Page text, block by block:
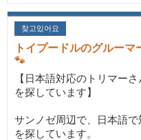
찾고있어요
トイプードルのグルー
🐾
【日本語対応のトリマー
を探しています】
サンノゼ周辺で、日本語
を探しています。